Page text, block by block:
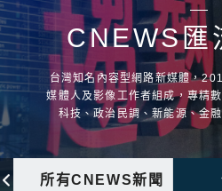
CNEWS匯
台灣知名內容型網路新媒體，
媒體人及影像工作者組成，專精
科技、政治民調、新能源、金
所有CNEWS新聞